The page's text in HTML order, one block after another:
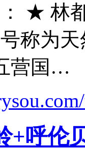
： ★ 林
称为
营国…
+呼